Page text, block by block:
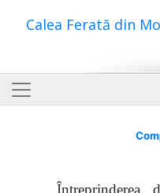
Calea Ferată din
Întreprinderea